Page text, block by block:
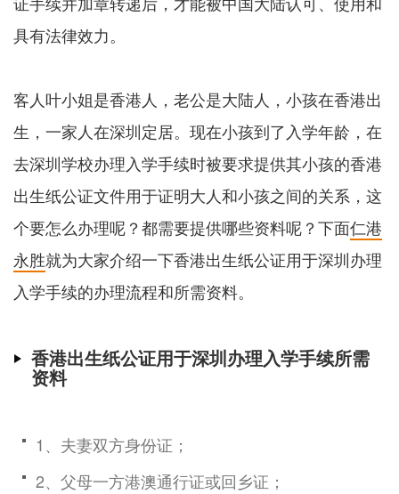
具有法律效力。
客人叶小姐是香港人，老公是大陆人，小孩在香港出
生，一家人在深圳定居。现在小孩到了入学年龄，在
去深圳学校办理入学手续时被要求提供其小孩的香港
出生纸公证文件用于证明大人和小孩之间的关系，这
个要怎么办理呢？都需要提供哪些资料呢？下面仁港
永胜就为大家介绍一下香港出生纸公证用于深圳办理
入学手续的办理流程和所需资料。
香港出生纸公证用于深圳办理入学手续所需
资料
1、夫妻双方身份证；
2、父母一方港澳通行证或回乡证；